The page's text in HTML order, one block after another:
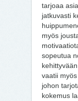
tarjoaa
jatkuvasti
myös
sopeutua
vaatii
johon
kokemus